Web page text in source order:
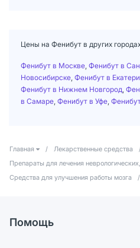
Цены на Фенибут в других
Фенибут в Москве Фенибут в
Новосибирске Фенибут в
Фенибут в Нижнем Новгород
в Самаре Фенибут в Уфе
Главная / Лекарственные средства
Препараты для лечения
Средства для улучшения работы мозга
/
Помощь